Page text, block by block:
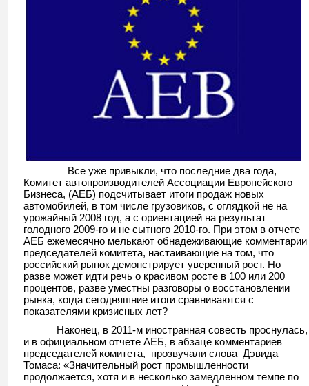
Все уже привыкли, что последние два года,
Комитет автопроизводителей Ассоциации Европейского
Бизнеса, (АЕБ) подсчитывает итоги продаж новых
автомобилей, в том числе грузовиков, с оглядкой не на
урожайный 2008 год, а с ориентацией на результат
голодного 2009-го и не сытного 2010-го. При этом в отчете
АЕБ ежемесячно мелькают обнадеживающие комментарии
председателей комитета, настаивающие на том, что
российский рынок демонстрирует уверенный рост. Но
разве может идти речь о красивом росте в 100 или 200
процентов, разве уместны разговоры о восстановлении
рынка, когда сегодняшние итоги сравниваются с
показателями кризисных лет?
Наконец, в 2011-м иностранная совесть проснулась,
и в официальном отчете АЕБ, в абзаце комментариев
председателей комитета, прозвучали слова Дэвида
Томаса: «Значительный рост промышленности
продолжается, хотя и в несколько замедленном темпе по